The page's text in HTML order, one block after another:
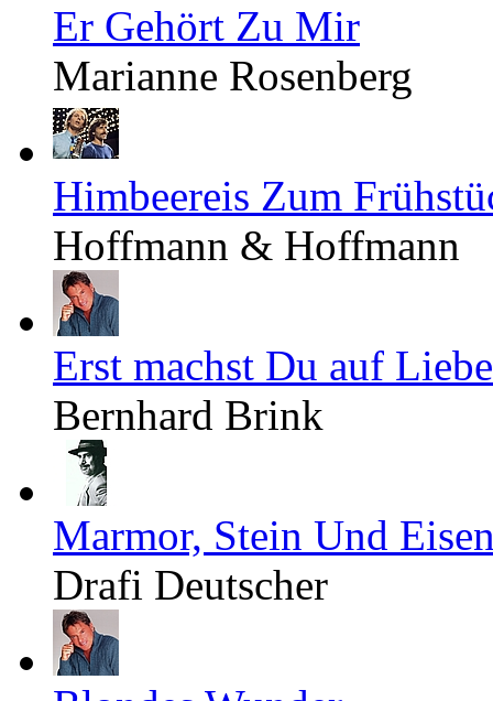
Er Gehört Zu Mir
Marianne Rosenberg
Himbeereis Zum
Hoffmann & Hoffmann
Erst machst Du auf Liebe
Bernhard Brink
Marmor, Stein Und
Drafi Deutscher